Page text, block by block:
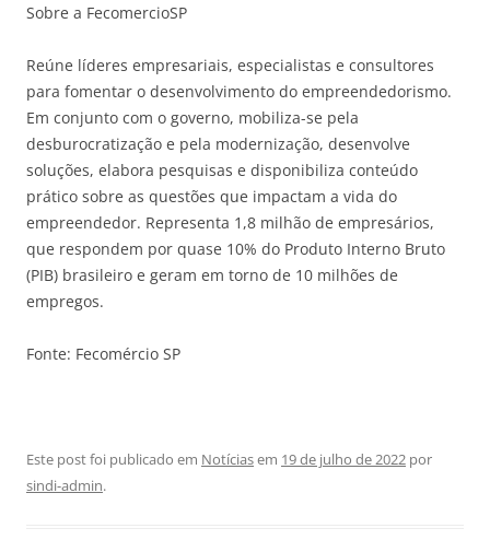
Sobre a FecomercioSP
Reúne líderes empresariais, especialistas e consultores
para fomentar o desenvolvimento do empreendedorismo.
Em conjunto com o governo, mobiliza-se pela
desburocratização e pela modernização, desenvolve
soluções, elabora pesquisas e disponibiliza conteúdo
prático sobre as questões que impactam a vida do
empreendedor. Representa 1,8 milhão de empresários,
que respondem por quase 10% do Produto Interno Bruto
(PIB) brasileiro e geram em torno de 10 milhões de
empregos.
Fonte: Fecomércio SP
Este post foi publicado em Notíciasem 19 de julho de 2022 por
sindi-admin.